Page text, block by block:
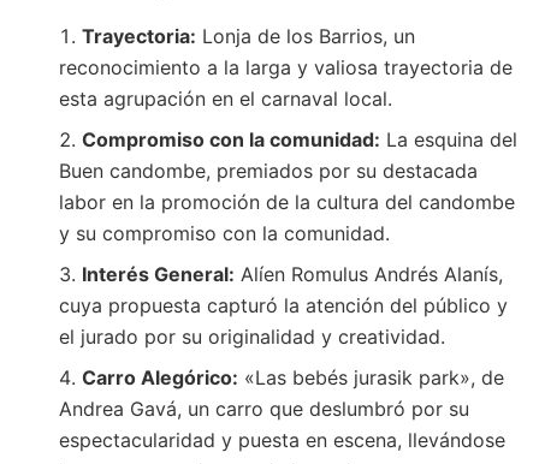
Trayectoria: Lonja de los Barrios, un
reconocimiento a la larga y valiosa trayectoria de
esta agrupación en el carnaval local.
Compromiso con la comunidad: La esquina del
Buen candombe, premiados por su destacada
labor en la promoción de la cultura del candombe
y su compromiso con la comunidad.
Interés General: Alíen Romulus Andrés Alanís,
cuya propuesta capturó la atención del público y
el jurado por su originalidad y creatividad.
Carro Alegórico: «Las bebés jurasik park», de
Andrea Gavá, un carro que deslumbró por su
espectacularidad y puesta en escena, llevándose